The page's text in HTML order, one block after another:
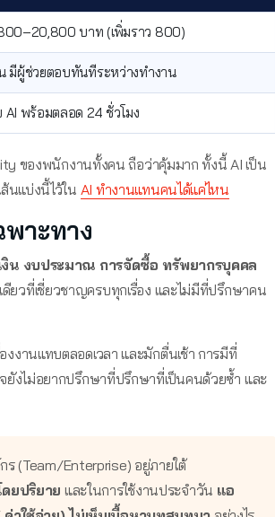
บาท (เพิ่มราว 800)
มีผู้ช่วยตอบทันทีระหว่างทำงาน
AI พร้อมตลอด 24 ชั่วโมง
ของพนักงานทั้งคน ถือว่าคุ้มมาก ทั้งนี้ AI เป็น
นแบ่งนี้ไว้ใน AI ทำงานแทนคนได้แค่ไหน
าะทาง
น งบประมาณ การจัดซื้อ ทรัพยากรบุคคล
ดียวที่เชี่ยวชาญครบทุกเรื่อง และไม่มีที่ปรึกษาคน
งานแทบตลอดเวลา และมักตื่นเช้า การมีที่
ยังไม่อยากปรึกษาที่ปรึกษาที่เป็นคนด้วยซ้ำ และ
ร (Team/Enterprise) อยู่ภายใต้
ยปริยาย และในการใช้งานประจำวัน แอ